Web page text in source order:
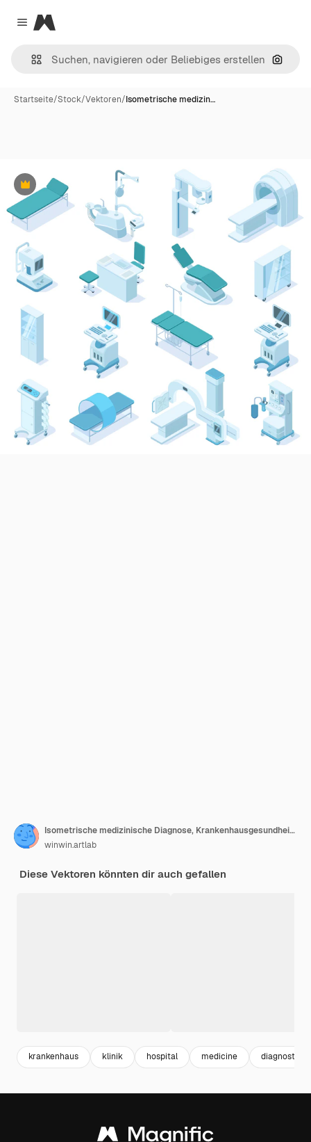
Close menu
Magnific
Nach
Startseite/Stock/Vektoren/Isometrische medizin…
Premium
Isometrische medizinische Diagnose, Krankenhausgesundheitsausrüstung. Medizinischer Scanner MRI, Röntgenscanner und Zahnarztstuhl-Vektor-Illustration. Ausrüstung der Krankenwagentechnik. Medizinische Röntgendiagnostik und MRT 3d
winwin.artlab
Diese Vektoren könnten dir auch gefallen
krankenhaus klinik hospital medicine diagnostik